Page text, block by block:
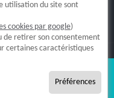
Appel
utilisation du site sont
cookies par google)
de retirer son consentement
certaines caractéristiques
Préférences
5.0
Lire nos371avis